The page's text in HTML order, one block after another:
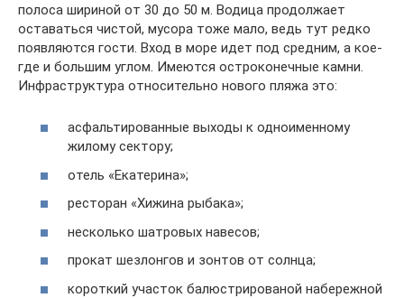
полоса шириной от 30 до 50 м. Водица продолжает
оставаться чистой, мусора тоже мало, ведь тут редко
появляются гости. Вход в море идет под средним, а кое-
где и большим углом. Имеются остроконечные камни.
Инфраструктура относительно нового пляжа это:
асфальтированные выходы к одноименному
жилому сектору;
отель «Екатерина»;
ресторан «Хижина рыбака»;
несколько шатровых навесов;
прокат шезлонгов и зонтов от солнца;
короткий участок балюстрированой набережной